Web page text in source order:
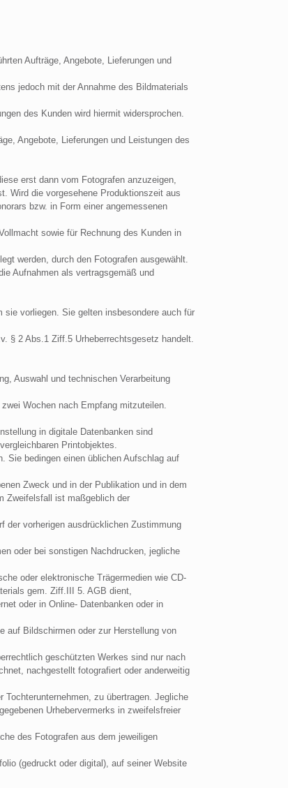
Aufträge, Angebote, Lieferungen und
jedoch mit der Annahme des Bildmaterials
des Kunden wird hiermit widersprochen.
Angebote, Lieferungen und Leistungen des
erst dann vom Fotografen anzuzeigen,
Wird die vorgesehene Produktionszeit aus
bzw. in Form einer angemessenen
sowie für Rechnung des Kunden in
werden, durch den Fotografen ausgewählt.
Aufnahmen als vertragsgemäß und
vorliegen. Sie gelten insbesondere auch für
§ 2 Abs.1 Ziff.5 Urheberrechtsgesetz handelt.
Auswahl und technischen Verarbeitung
Wochen nach Empfang mitzuteilen.
in digitale Datenbanken sind
Printobjektes.
Sie bedingen einen üblichen Aufschlag auf
Zweck und in der Publikation und in dem
Zweifelsfall ist maßgeblich der
der vorherigen ausdrücklichen Zustimmung
oder bei sonstigen Nachdrucken, jegliche
oder elektronische Trägermedien wie CD-
gem. Ziff.III 5. AGB dient,
oder in Online- Datenbanken oder in
auf Bildschirmen oder zur Herstellung von
geschützten Werkes sind nur nach
nachgestellt fotografiert oder anderweitig
zu übertragen. Jegliche
Urhebervermerks in zweifelsfreier
des Fotografen aus dem jeweiligen
(gedruckt oder digital), auf seiner Website